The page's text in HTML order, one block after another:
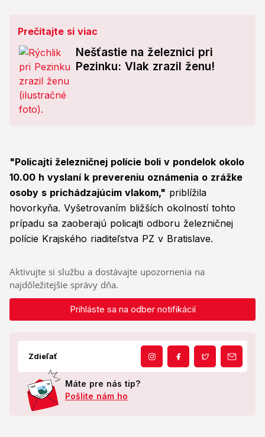
Prečítajte si viac
Nešťastie na železnici pri
Pezinku: Vlak zrazil ženu!
"Policajti železničnej polície boli v pondelok okolo
10.00 h vyslaní k prevereniu oznámenia o zrážke
osoby s prichádzajúcim vlakom," priblížila
hovorkyňa. Vyšetrovaním bližších okolností tohto
prípadu sa zaoberajú policajti odboru železničnej
polície Krajského riaditeľstva PZ v Bratislave.
Aktivujte si službu a dostávajte upozornenia na
najdôležitejšie správy dňa.
Prihláste sa na odber notifikácií
Zdieľať
Máte pre nás tip?
Pošlite nám ho